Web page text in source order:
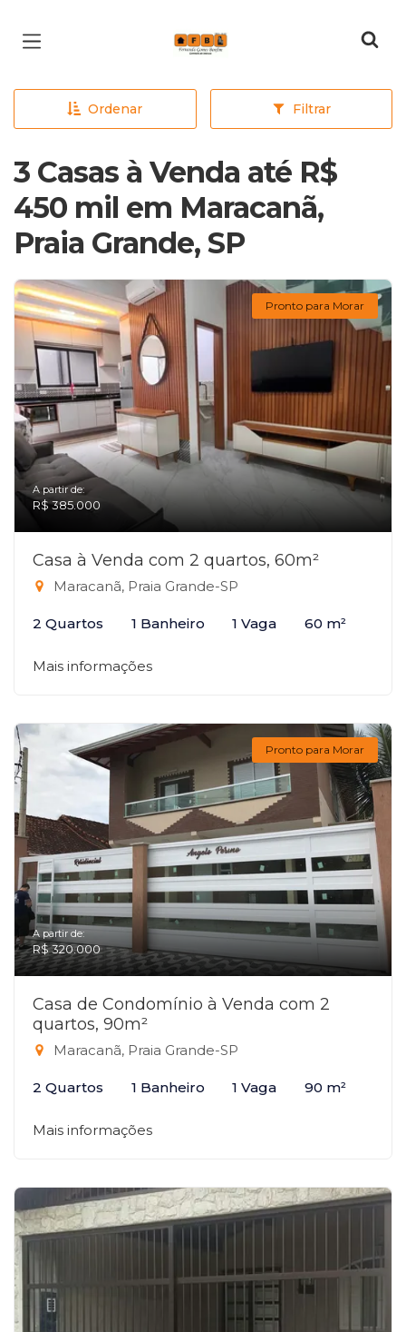
Página inicial
Ordenar Filtrar
3 Casas à Venda até R$
450 mil em Maracanã,
Praia Grande, SP
Pronto para Morar
A partir de:
R$ 385.000
Casa à Venda com 2 quartos, 60m²
Maracanã, Praia Grande-SP
2 Quartos 1 Banheiro 1 Vaga 60 m²
Mais informações
Pronto para Morar
A partir de:
R$ 320.000
Casa de Condomínio à Venda com 2
quartos, 90m²
Maracanã, Praia Grande-SP
2 Quartos 1 Banheiro 1 Vaga 90 m²
Mais informações